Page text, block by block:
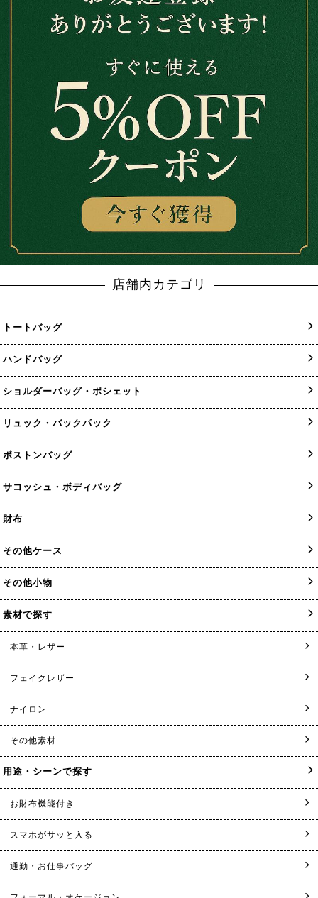
店舗内カテゴリ
トートバッグ
ハンドバッグ
ショルダーバッグ・ポシェット
リュック・バックパック
ボストンバッグ
サコッシュ・ボディバッグ
財布
その他ケース
その他小物
素材で探す
本革・レザー
フェイクレザー
ナイロン
その他素材
用途・シーンで探す
お財布機能付き
スマホがサッと入る
通勤・お仕事バッグ